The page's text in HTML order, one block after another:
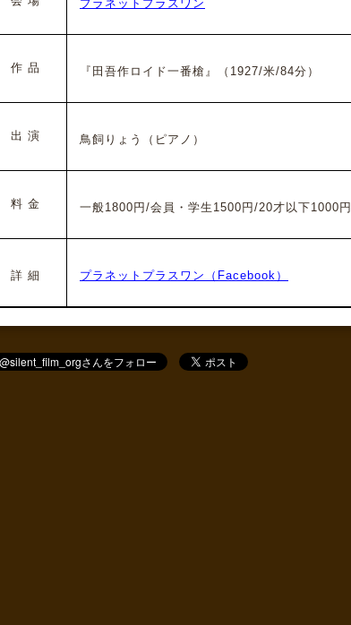
プラネットプラスワン
作 品 『田吾作ロイド一番槍』（1927/米/84分）
出 演 鳥飼りょう（ピアノ）
料 金 一般1800円/会員・学生1500円/20才以下1000円
詳 細 プラネットプラスワン（Facebook）